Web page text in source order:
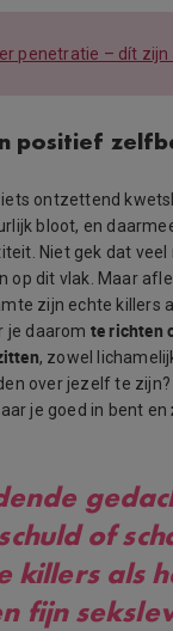
penetratie – dít
positief
ontzettend
bloot, en
Niet gek dat
op dit vlak. Maar
zijn echte killers
je daarom te richten
, zowel
over jezelf te zijn?
je goed in bent en
of
killers als
fijn